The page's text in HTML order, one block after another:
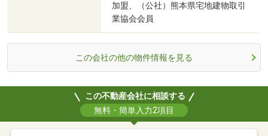
加盟、（公社）熊本県宅地建物取引
業協会会員
この会社の他の物件情報を見る
この不動産会社に相談する
無料・簡単入力2項目